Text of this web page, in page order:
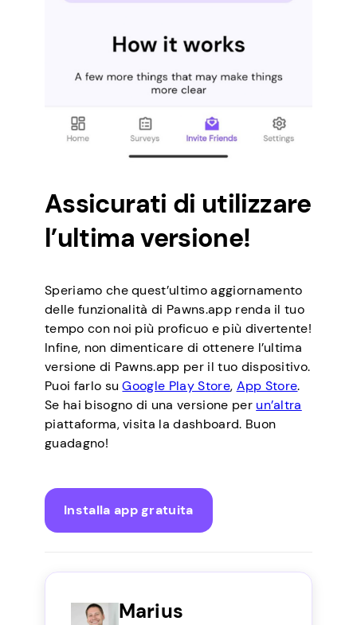
Assicurati di utilizzare
l’ultima versione!
Speriamo che quest’ultimo aggiornamento
delle funzionalità di Pawns.app renda il tuo
tempo con noi più proficuo e più divertente!
Infine, non dimenticare di ottenere l’ultima
versione di Pawns.app per il tuo dispositivo.
Puoi farlo suGoogle Play Store, App Store.
Se hai bisogno di una versione per un’altra
piattaforma, visita la dashboard. Buon
guadagno!
Installa app gratuita
Marius